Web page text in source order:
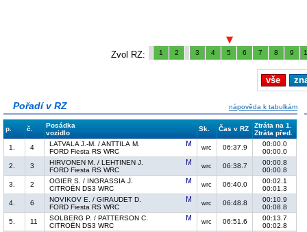
Zvol RZ: 1 2 3 4 5 6 7 8 9
vše
Pořadí v RZ nápověda k tabulkám
p. č.
Posádka
vozidlo
Sk. Čas v RZ
Ztráta na 1.
Ztráta před.
1.
4
LATVALA J.-M. / ANTTILA M.
FORD Fiesta RS WRC
wrc 06:37.9
00:00.0
00:00.0
2.
3
HIRVONEN M. / LEHTINEN J.
FORD Fiesta RS WRC
wrc 06:38.7
00:00.8
00:00.8
3.
2
OGIER S. / INGRASSIA J.
CITROËN DS3 WRC
wrc 06:40.0
00:02.1
00:01.3
4.
6
NOVIKOV E. / GIRAUDET D.
FORD Fiesta RS WRC
wrc 06:48.8
00:10.9
00:08.8
5.
11
SOLBERG P. / PATTERSON C.
CITROËN DS3 WRC
wrc 06:51.6
00:13.7
00:02.8